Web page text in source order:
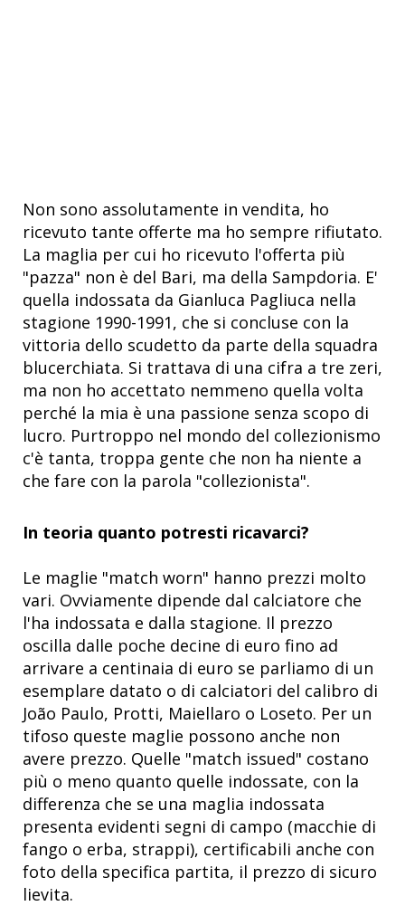
Non sono assolutamente in vendita, ho
ricevuto tante offerte ma ho sempre rifiutato.
La maglia per cui ho ricevuto l'offerta più
"pazza" non è del Bari, ma della Sampdoria. E'
quella indossata da Gianluca Pagliuca nella
stagione 1990-1991, che si concluse con la
vittoria dello scudetto da parte della squadra
blucerchiata. Si trattava di una cifra a tre zeri,
ma non ho accettato nemmeno quella volta
perché la mia è una passione senza scopo di
lucro. Purtroppo nel mondo del collezionismo
c'è tanta, troppa gente che non ha niente a
che fare con la parola "collezionista".
In teoria quanto potresti ricavarci?
Le maglie "match worn" hanno prezzi molto
vari. Ovviamente dipende dal calciatore che
l'ha indossata e dalla stagione. Il prezzo
oscilla dalle poche decine di euro fino ad
arrivare a centinaia di euro se parliamo di un
esemplare datato o di calciatori del calibro di
João Paulo, Protti, Maiellaro o Loseto. Per un
tifoso queste maglie possono anche non
avere prezzo. Quelle "match issued" costano
più o meno quanto quelle indossate, con la
differenza che se una maglia indossata
presenta evidenti segni di campo (macchie di
fango o erba, strappi), certificabili anche con
foto della specifica partita, il prezzo di sicuro
lievita.